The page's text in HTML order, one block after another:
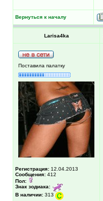
Вернуться к началу
Larisa4ka
Поставила палатку
Регистрация: 12.04.2013
Сообщения: 412
Пол:
Знак зодиака:
В наличии: 313